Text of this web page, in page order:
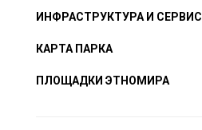
ИНФРАСТРУКТУРА И СЕРВИС
КАРТА ПАРКА
ПЛОЩАДКИ ЭТНОМИРА